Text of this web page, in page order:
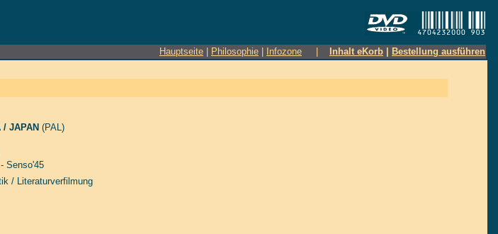
Hauptseite Philosophie Infozone Inhalt eKorb Bestellung ausführen
/ JAPAN (PAL)
Senso'45
/ Literaturverfilmung